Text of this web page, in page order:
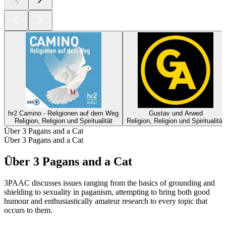
hr2 Camino - Religionen auf dem Weg
Religion, Religion und Spiritualität
Gustav und Arwed
Religion, Religion und Spiritualität
Über 3 Pagans and a Cat
Über 3 Pagans and a Cat
Über 3 Pagans and a Cat
3PAAC discusses issues ranging from the basics of grounding and
shielding to sexuality in paganism, attempting to bring both good
humour and enthusiastically amateur research to every topic that
occurs to them.